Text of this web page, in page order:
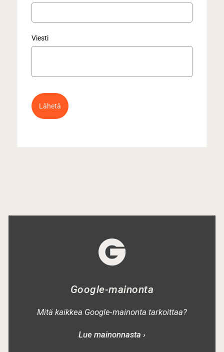
Viesti
Lähetä
Google-mainonta
Mitä kaikkea Google-mainonta tarkoittaa?
Lue mainonnasta ›